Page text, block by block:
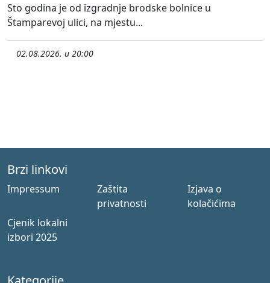
Sto godina je od izgradnje brodske bolnice u
Štamparevoj ulici, na mjestu...
02.08.2026. u 20:00
Brzi linkovi
Impressum
Zaštita
privatnosti
Izjava o
kolačićima
Cjenik lokalni
izbori 2025